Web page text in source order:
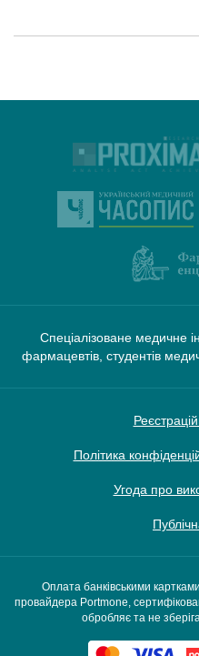
Спеціалізоване медичне
фармацевтів, студентів
Політика
Угода про
Оплата банківськими
провайдера Portmone,
обробляє та не